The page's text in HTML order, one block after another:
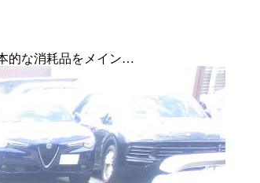
的な消耗品をメイン…